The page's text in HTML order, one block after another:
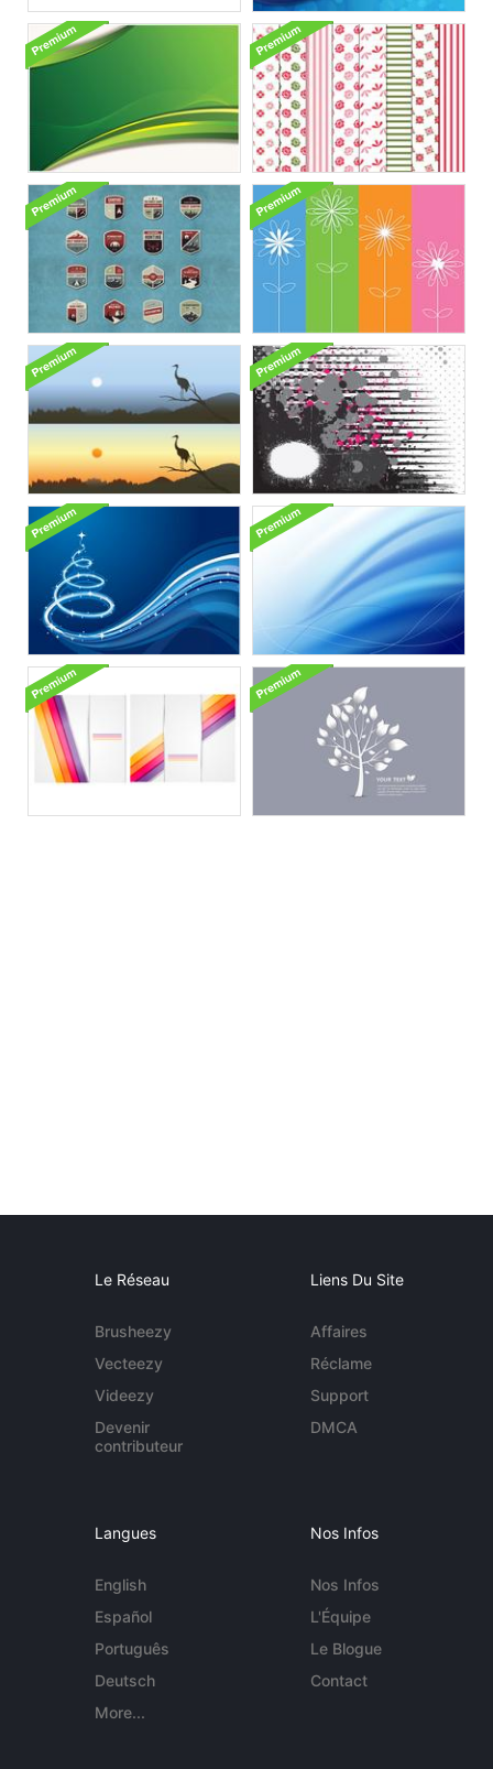
Le Réseau
Brusheezy
Vecteezy
Videezy
Devenir
contributeur
Liens Du Site
Affaires
Réclame
Support
DMCA
Langues
English
Español
Português
Deutsch
More...
Nos Infos
Nos Infos
L'Équipe
Le Blogue
Contact